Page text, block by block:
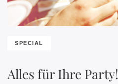
SPECIAL
Alles für Ihre Party!